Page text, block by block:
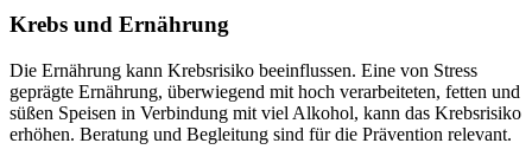
Krebs und Ernährung
Die Ernährung kann Krebsrisiko beeinflussen. Eine von Stress
geprägte Ernährung, überwiegend mit hoch verarbeiteten, fetten und
süßen Speisen in Verbindung mit viel Alkohol, kann das Krebsrisiko
erhöhen. Beratung und Begleitung sind für die Prävention relevant.